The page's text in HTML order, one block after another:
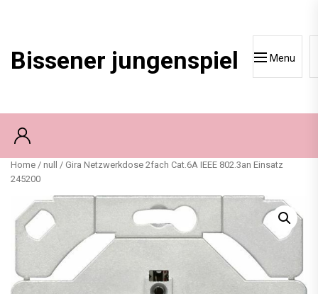
Bissener jungenspiel Menu
Home / null
/ Gira Netzwerkdose 2fach Cat.6A IEEE 802.3an Einsatz
245200